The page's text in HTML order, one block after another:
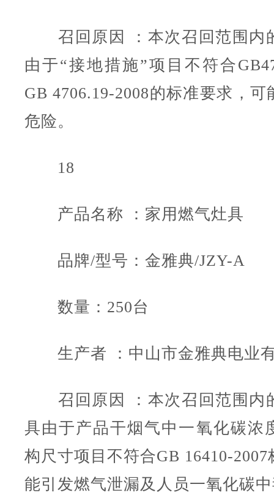
召回原因 ：本次召回范围内
由于“接地措施”项目不符合
GB 4706.19-2008的标准要求，
危险。
18
产品名称 ：家用燃气灶具
品牌/型号：金雅典/JZY-A
数量：250台
生产者 ：中山市金雅典电业
召回原因 ：本次召回范围内
具由于产品干烟气中一氧化碳浓
构尺寸项目不符合GB 16410-
能引发燃气泄漏及人员一氧化碳